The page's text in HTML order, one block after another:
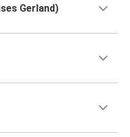
Gerland)